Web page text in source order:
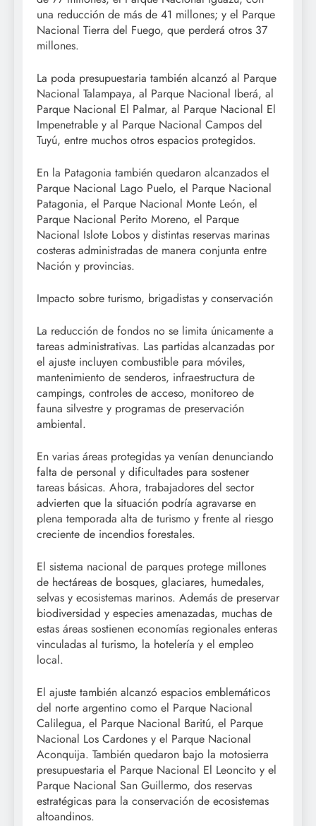
una reducción de más de 41 millones; y el Parque
Nacional Tierra del Fuego, que perderá otros 37
millones.
La poda presupuestaria también alcanzó al Parque
Nacional Talampaya, al Parque Nacional Iberá, al
Parque Nacional El Palmar, al Parque Nacional El
Impenetrable y al Parque Nacional Campos del
Tuyú, entre muchos otros espacios protegidos.
En la Patagonia también quedaron alcanzados el
Parque Nacional Lago Puelo, el Parque Nacional
Patagonia, el Parque Nacional Monte León, el
Parque Nacional Perito Moreno, el Parque
Nacional Islote Lobos y distintas reservas marinas
costeras administradas de manera conjunta entre
Nación y provincias.
Impacto sobre turismo, brigadistas y conservación
La reducción de fondos no se limita únicamente a
tareas administrativas. Las partidas alcanzadas por
el ajuste incluyen combustible para móviles,
mantenimiento de senderos, infraestructura de
campings, controles de acceso, monitoreo de
fauna silvestre y programas de preservación
ambiental.
En varias áreas protegidas ya venían denunciando
falta de personal y dificultades para sostener
tareas básicas. Ahora, trabajadores del sector
advierten que la situación podría agravarse en
plena temporada alta de turismo y frente al riesgo
creciente de incendios forestales.
El sistema nacional de parques protege millones
de hectáreas de bosques, glaciares, humedales,
selvas y ecosistemas marinos. Además de preservar
biodiversidad y especies amenazadas, muchas de
estas áreas sostienen economías regionales enteras
vinculadas al turismo, la hotelería y el empleo
local.
El ajuste también alcanzó espacios emblemáticos
del norte argentino como el Parque Nacional
Calilegua, el Parque Nacional Baritú, el Parque
Nacional Los Cardones y el Parque Nacional
Aconquija. También quedaron bajo la motosierra
presupuestaria el Parque Nacional El Leoncito y el
Parque Nacional San Guillermo, dos reservas
estratégicas para la conservación de ecosistemas
altoandinos.